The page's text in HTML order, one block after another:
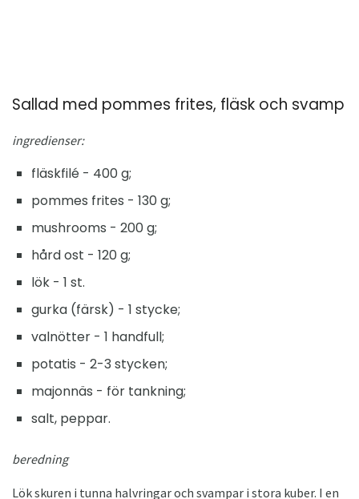
Sallad med pommes frites, fläsk och svamp
ingredienser:
fläskfilé - 400 g;
pommes frites - 130 g;
mushrooms - 200 g;
hård ost - 120 g;
lök - 1 st.
gurka (färsk) - 1 stycke;
valnötter - 1 handfull;
potatis - 2-3 stycken;
majonnäs - för tankning;
salt, peppar.
beredning
Lök skuren i tunna halvringar och svampar i stora kuber. I en